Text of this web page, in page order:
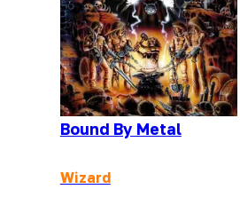
Bound By Metal
Wizard